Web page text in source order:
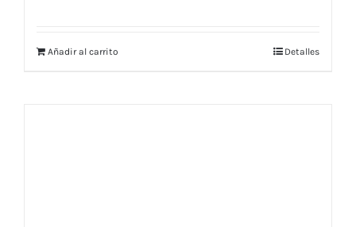
Añadir al carrito Detalles